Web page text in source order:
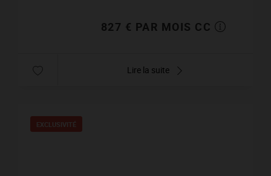
827 € PAR MOIS CC
Lire la suite
EXCLUSIVITÉ